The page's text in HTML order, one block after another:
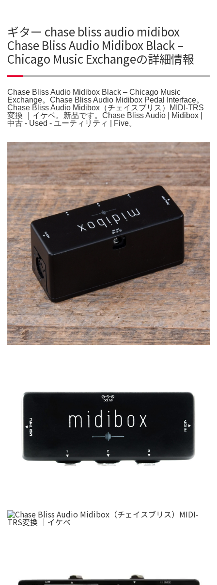
ギター chase bliss audio midibox
Chase Bliss Audio Midibox Black –
Chicago Music Exchangeの詳細情報
Chase Bliss Audio Midibox Black – Chicago Music
Exchange。Chase Bliss Audio Midibox Pedal Interface。
Chase Bliss Audio Midibox（チェイスブリス）MIDI-TRS
変換 ｜イケベ。新品です。Chase Bliss Audio | Midibox |
中古 - Used - ユーティリティ | Five。